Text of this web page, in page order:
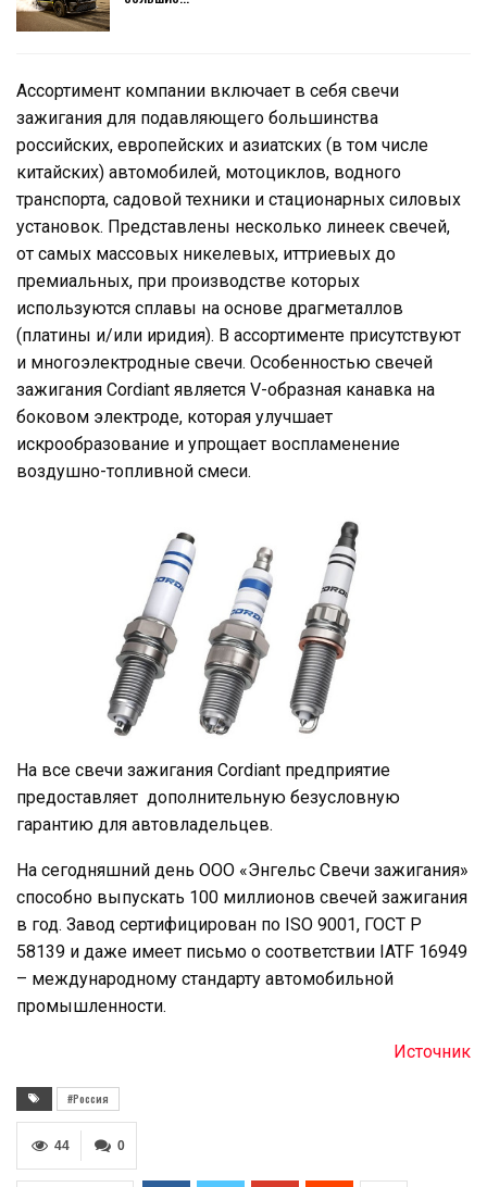
Ассортимент компании включает в себя свечи
зажигания для подавляющего большинства
российских, европейских и азиатских (в том числе
китайских) автомобилей, мотоциклов, водного
транспорта, садовой техники и стационарных силовых
установок. Представлены несколько линеек свечей,
от самых массовых никелевых, иттриевых до
премиальных, при производстве которых
используются сплавы на основе драгметаллов
(платины и/или иридия). В ассортименте присутствуют
и многоэлектродные свечи. Особенностью свечей
зажигания Cordiant является V-образная канавка на
боковом электроде, которая улучшает
искрообразование и упрощает воспламенение
воздушно-топливной смеси.
На все свечи зажигания Cordiant предприятие
предоставляет дополнительную безусловную
гарантию для автовладельцев.
На сегодняшний день ООО «Энгельс Свечи зажигания»
способно выпускать 100 миллионов свечей зажигания
в год. Завод сертифицирован по ISO 9001, ГОСТ Р
58139 и даже имеет письмо о соответствии IATF 16949
– международному стандарту автомобильной
промышленности.
Источник
#Россия
0
44